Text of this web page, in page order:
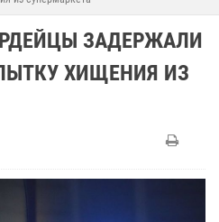
ЗАДЕРЖАЛИ
ХИЩЕНИЯ ИЗ